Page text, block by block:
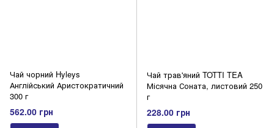
Чай чорний Hyleys
Англійський Аристократичний
300 г
562.00 грн
Чай трав'яний TOTTI TEA
Місячна Соната, листовий 250
г
228.00 грн